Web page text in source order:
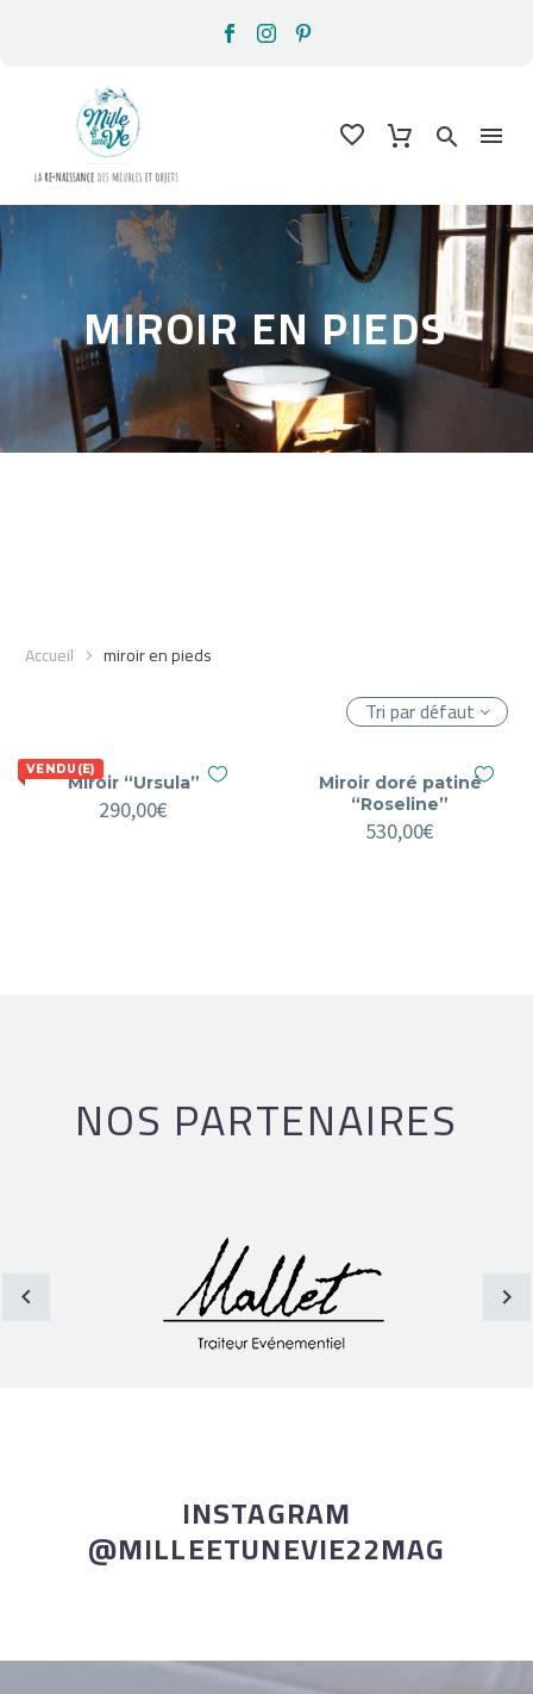
MIROIR EN PIEDS
Accueil miroir en pieds
Tri par défaut
VENDU(E)
Miroir “Ursula”
290,00€
Miroir doré patiné
“Roseline”
530,00€
NOS PARTENAIRES
INSTAGRAM
@MILLEETUNEVIE22MAG